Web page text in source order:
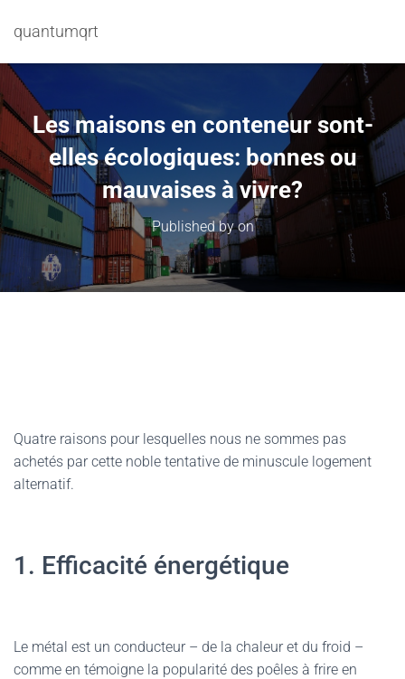
quantumqrt
Les maisons en conteneur sont-
elles écologiques: bonnes ou
mauvaises à vivre?
Published byon
Quatre raisons pour lesquelles nous ne sommes pas
achetés par cette noble tentative de minuscule logement
alternatif.
1. Efficacité énergétique
Le métal est un conducteur – de la chaleur et du froid –
comme en témoigne la popularité des poêles à frire en